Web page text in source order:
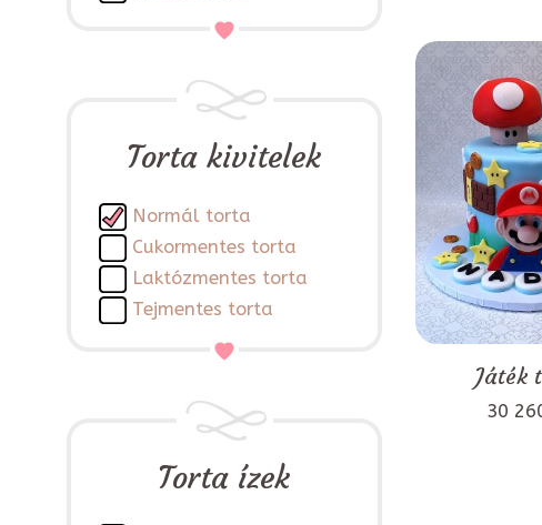
Torta kivitelek
Normál torta
Cukormentes torta
Laktózmentes torta
Tejmentes torta
Torta ízek
Játék
30